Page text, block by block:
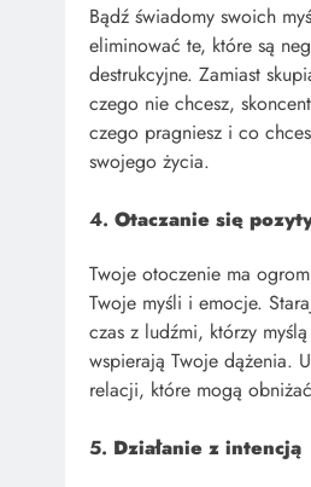
Bądź świadomy swoich
eliminować te, które są
destrukcyjne. Zamiast
czego nie chcesz,
czego pragniesz i co
swojego życia.
4. Otaczanie się
Twoje otoczenie ma
Twoje myśli i emocje.
czas z ludźmi, którzy
wspierają Twoje dążenia.
relacji, które mogą
5. Działanie z intencją